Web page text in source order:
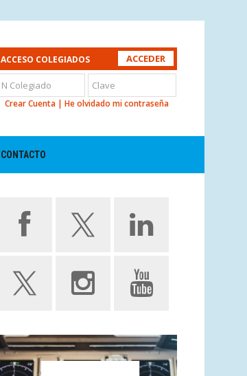
ACCESO COLEGIADOS
Crear Cuenta |He olvidado mi contraseña
CONTACTO